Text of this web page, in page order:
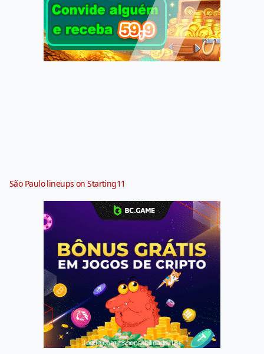
São Paulo lineups on Starting11
Jogue com responsabilidade. 18+